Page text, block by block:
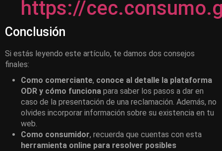
https://
Conclusión
Si estás leyendo este artículo, te damos dos consejos
finales:
Como comerciante, conoce al detalle la plataforma
ODR y cómo funciona para saber los pasos a dar en
caso de la presentación de una reclamación. Además, no
olvides incorporar información sobre su existencia en tu
web.
Como consumidor, recuerda que cuentas con esta
herramienta online para resolver posibles